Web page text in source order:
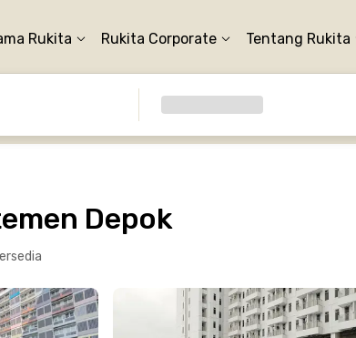
Rukita Rukita Corporate Tentang Rukita
Depok